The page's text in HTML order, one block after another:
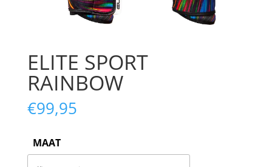
ELITE SPORT
RAINBOW
€99,95
MAAT